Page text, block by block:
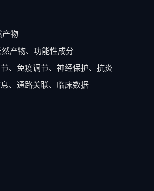
产物
产物、功能性成分
、免疫调节、神经保护、抗炎
、通路关联、临床数据